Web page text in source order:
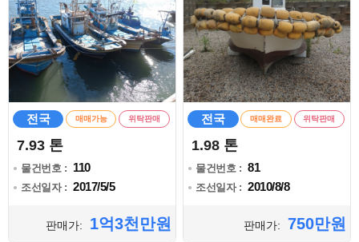
전국 매매가능 위탁판매
7.93 톤
물건번호 : 110
조선일자 : 2017/5/5
판매가: 1억3천만원
전국 매매완료 위탁판매
1.98 톤
물건번호 : 81
조선일자 : 2010/8/8
판매가: 750만원